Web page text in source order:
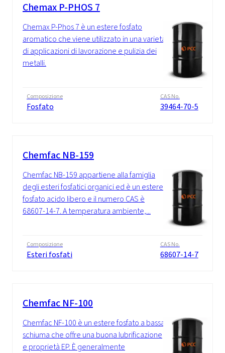
Chemax P-PHOS 7
Chemax P-Phos 7 è un estere fosfato
aromatico che viene utilizzato in una varietà
di applicazioni di lavorazione e pulizia dei
metalli.
Composizione
Fosfato
CAS No.
39464-70-5
Chemfac NB-159
Chemfac NB-159 appartiene alla famiglia
degli esteri fosfatici organici ed è un estere
fosfato acido libero e il numero CAS è
68607-14-7. A temperatura ambiente,...
Composizione
Esteri fosfati
CAS No.
68607-14-7
Chemfac NF-100
Chemfac NF-100 è un estere fosfato a bassa
schiuma che offre una buona lubrificazione
e proprietà EP. È generalmente